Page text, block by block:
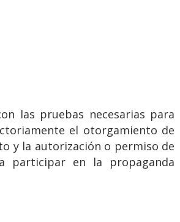
las pruebas necesarias para
el otorgamiento de
y la autorización o permiso de
participar en la propaganda